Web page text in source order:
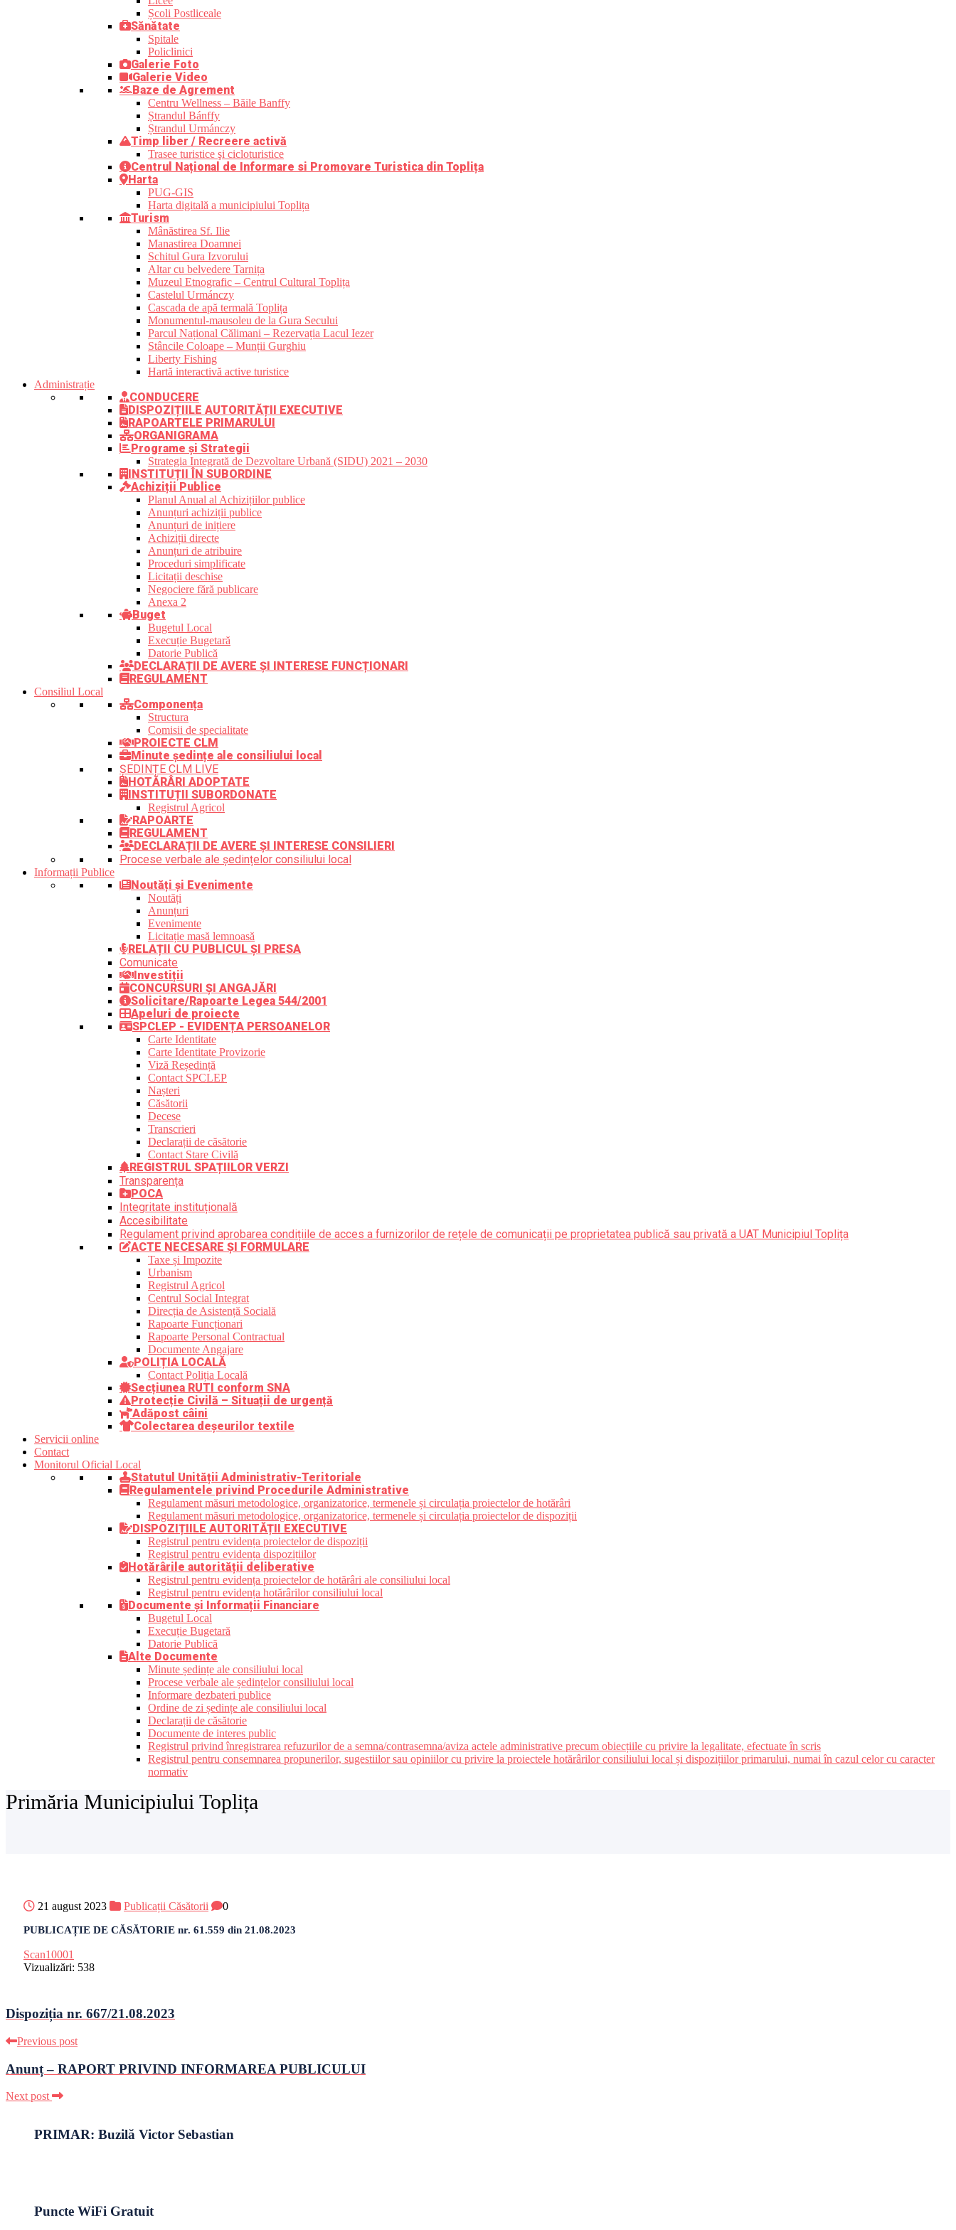
Școli Postliceale
Sănătate
Spitale
Policlinici
Galerie Foto
Galerie Video
Baze de Agrement
Centru Wellness – Băile Banffy
Ștrandul Bánffy
Ștrandul Urmánczy
Timp liber / Recreere activă
Trasee turistice şi cicloturistice
Centrul Național de Informare si Promovare Turistica din Toplița
Harta
PUG-GIS
Harta digitală a municipiului Toplița
Turism
Mânăstirea Sf. Ilie
Manastirea Doamnei
Schitul Gura Izvorului
Altar cu belvedere Tarnița
Muzeul Etnografic – Centrul Cultural Toplița
Castelul Urmánczy
Cascada de apă termală Toplița
Monumentul-mausoleu de la Gura Secului
Parcul Național Călimani – Rezervația Lacul Iezer
Stâncile Coloape – Munții Gurghiu
Liberty Fishing
Hartă interactivă active turistice
Administrație
CONDUCERE
DISPOZIȚIILE AUTORITĂȚII EXECUTIVE
RAPOARTELE PRIMARULUI
ORGANIGRAMA
Programe și Strategii
Strategia Integrată de Dezvoltare Urbană (SIDU) 2021 – 2030
INSTITUȚII ÎN SUBORDINE
Achiziții Publice
Planul Anual al Achizițiilor publice
Anunțuri achiziții publice
Anunțuri de inițiere
Achiziții directe
Anunțuri de atribuire
Proceduri simplificate
Licitații deschise
Negociere fără publicare
Anexa 2
Buget
Bugetul Local
Execuție Bugetară
Datorie Publică
DECLARAȚII DE AVERE ȘI INTERESE FUNCȚIONARI
REGULAMENT
Consiliul Local
Componența
Structura
Comisii de specialitate
PROIECTE CLM
Minute ședințe ale consiliului local
ȘEDINȚE CLM LIVE
HOTĂRÂRI ADOPTATE
INSTITUȚII SUBORDONATE
Registrul Agricol
RAPOARTE
REGULAMENT
DECLARAȚII DE AVERE ȘI INTERESE CONSILIERI
Procese verbale ale ședințelor consiliului local
Informații Publice
Noutăți și Evenimente
Noutăți
Anunțuri
Evenimente
Licitație masă lemnoasă
RELAȚII CU PUBLICUL ȘI PRESA
Comunicate
Investiții
CONCURSURI ȘI ANGAJĂRI
Solicitare/Rapoarte Legea 544/2001
Apeluri de proiecte
SPCLEP - EVIDENȚA PERSOANELOR
Carte Identitate
Carte Identitate Provizorie
Viză Reședință
Contact SPCLEP
Nașteri
Căsătorii
Decese
Transcrieri
Declarații de căsătorie
Contact Stare Civilă
REGISTRUL SPAȚIILOR VERZI
Transparența
POCA
Integritate instituțională
Accesibilitate
Regulament privind aprobarea condițiile de acces a furnizorilor de rețele de comunicații pe proprietatea publică sau privată a UAT Municipiul Toplița
ACTE NECESARE ȘI FORMULARE
Taxe și Impozite
Urbanism
Registrul Agricol
Centrul Social Integrat
Direcția de Asistență Socială
Rapoarte Funcționari
Rapoarte Personal Contractual
Documente Angajare
POLIȚIA LOCALĂ
Contact Poliția Locală
Secțiunea RUTI conform SNA
Protecție Civilă – Situații de urgență
Adăpost câini
Colectarea deșeurilor textile
Servicii online
Contact
Monitorul Oficial Local
Statutul Unității Administrativ-Teritoriale
Regulamentele privind Procedurile Administrative
Regulament măsuri metodologice, organizatorice, termenele și circulația proiectelor de hotărâri
Regulament măsuri metodologice, organizatorice, termenele și circulația proiectelor de dispoziții
DISPOZIȚIILE AUTORITĂȚII EXECUTIVE
Registrul pentru evidența proiectelor de dispoziții
Registrul pentru evidența dispozițiilor
Hotărârile autorității deliberative
Registrul pentru evidența proiectelor de hotărâri ale consiliului local
Registrul pentru evidența hotărârilor consiliului local
Documente și Informații Financiare
Bugetul Local
Execuție Bugetară
Datorie Publică
Alte Documente
Minute ședințe ale consiliului local
Procese verbale ale ședințelor consiliului local
Informare dezbateri publice
Ordine de zi ședințe ale consiliului local
Declarații de căsătorie
Documente de interes public
Registrul privind înregistrarea refuzurilor de a semna/contrasemna/aviza actele administrative precum obiecțiile cu privire la legalitate, efectuate în scris
Registrul pentru consemnarea propunerilor, sugestiilor sau opiniilor cu privire la proiectele hotărârilor consiliului local și dispozițiilor primarului, numai în cazul celor cu caracter
normativ
Primăria Municipiului Toplița
21 august 2023 Publicații Căsătorii 0
PUBLICAȚIE DE CĂSĂTORIE nr. 61.559 din 21.08.2023
Scan10001
Vizualizări: 538
Dispoziția nr. 667/21.08.2023
Previous post
Anunț – RAPORT PRIVIND INFORMAREA PUBLICULUI
Next post
PRIMAR: Buzilă Victor Sebastian
Puncte WiFi Gratuit